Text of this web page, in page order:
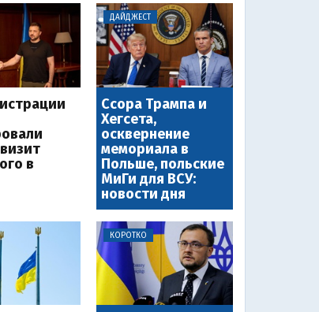
в
ДАЙДЖЕСТ
Ссора Трампа и
Хегсета,
осквернение
мемориала в
Польше, польские
МиГи для ВСУ:
новости дня
КОРОТКО